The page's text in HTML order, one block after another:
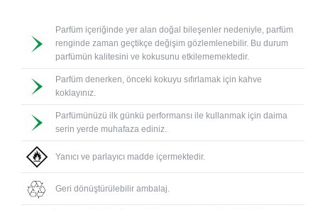
Parfüm içeriğinde yer alan doğal bileşenler nedeniyle, parfüm
renginde zaman geçtikçe değişim gözlemlenebilir. Bu durum
parfümün kalitesini ve kokusunu etkilememektedir.
Parfüm denerken, önceki kokuyu sıfırlamak için kahve
koklayınız.
Parfümünüzü ilk günkü performansı ile kullanmak için daima
serin yerde muhafaza ediniz.
Yanıcı ve parlayıcı madde içermektedir.
Geri dönüştürülebilir ambalaj.